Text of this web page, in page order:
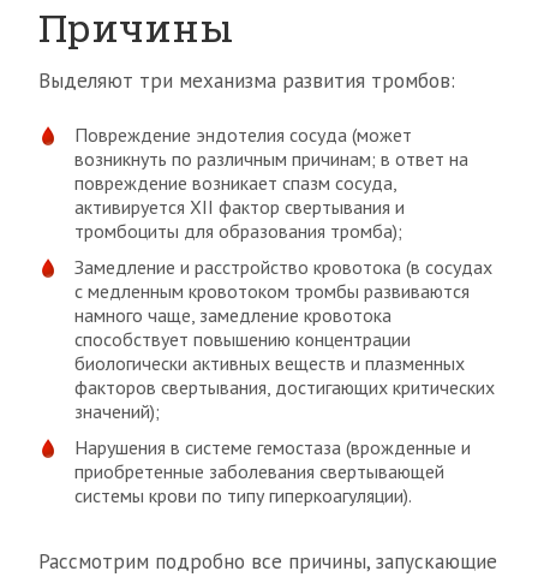
Причины
Выделяют три механизма развития тромбов:
Повреждение эндотелия сосуда (может
возникнуть по различным причинам; в ответ на
повреждение возникает спазм сосуда,
активируется XII фактор свертывания и
тромбоциты для образования тромба);
Замедление и расстройство кровотока (в сосудах
с медленным кровотоком тромбы развиваются
намного чаще, замедление кровотока
способствует повышению концентрации
биологически активных веществ и плазменных
факторов свертывания, достигающих критических
значений);
Нарушения в системе гемостаза (врожденные и
приобретенные заболевания свертывающей
системы крови по типу гиперкоагуляции).
Рассмотрим подробно все причины, запускающие